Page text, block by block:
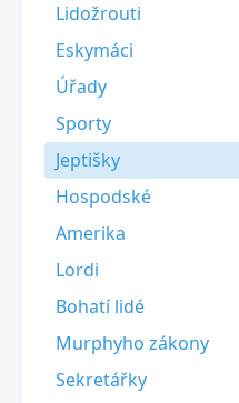
Lidožrouti
Eskymáci
Úřady
Sporty
Jeptišky
Hospodské
Amerika
Lordi
Bohatí lidé
Murphyho zákony
Sekretářky